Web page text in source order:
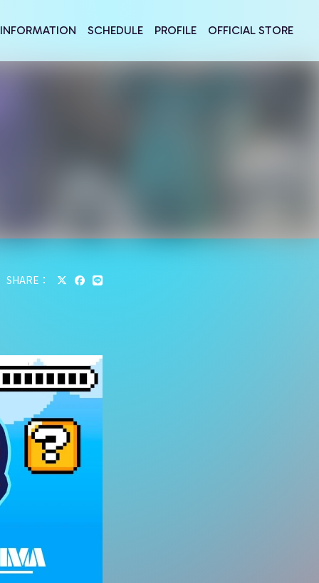
INFORMATION SCHEDULE PROFILE OFFICIAL STORE
SHARE：